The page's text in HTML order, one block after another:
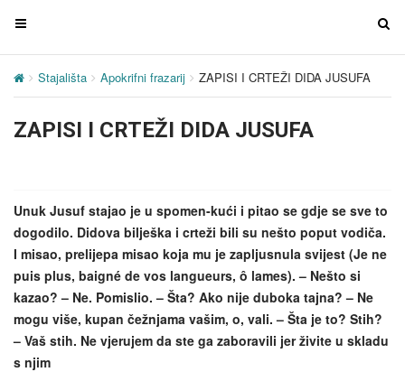
T
g
e
i
g
a
t
i
o
n
T
i
g
a
o
n
Stajališta Apokrifni frazarij ZAPISI I CRTEŽI DIDA JUSUFA
ZAPISI I CRTEŽI DIDA JUSUFA
Unuk Jusuf stajao je u spomen-kući i pitao se gdje se sve to
dogodilo. Didova bilješka i crteži bili su nešto poput vodiča.
I misao, prelijepa misao koja mu je zapljusnula svijest (Je ne
puis plus, baigné de vos langueurs, ô lames). – Nešto si
kazao? – Ne. Pomislio. – Šta? Ako nije duboka tajna? – Ne
mogu više, kupan čežnjama vašim, o, vali. – Šta je to? Stih?
– Vaš stih. Ne vjerujem da ste ga zaboravili jer živite u skladu
s njim